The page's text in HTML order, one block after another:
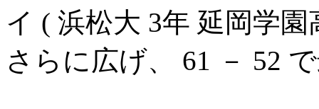
イ ( 浜松大 3年 延岡学
さらに広げ、 61 － 52